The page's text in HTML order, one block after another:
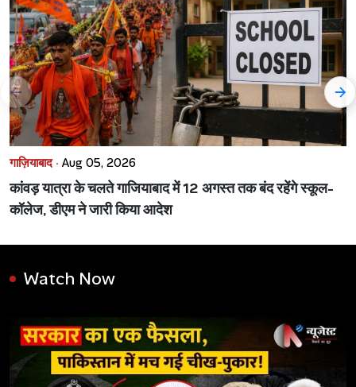
गाज़ियाबाद · Aug 05, 2026
कांवड़ यात्रा के चलते गाजियाबाद में 12 अगस्त तक बंद रहेंगे स्कूल-
कॉलेज, डीएम ने जारी किया आदेश
Watch Now